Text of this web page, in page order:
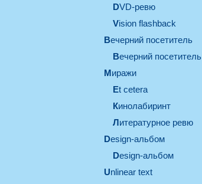
DVD-ревю
Vision flashback
вечерний посетитель
вечерний посетитель
миражи
et cetera
кинолабиринт
литературное ревю
design-альбом
design-альбом
unlinear text